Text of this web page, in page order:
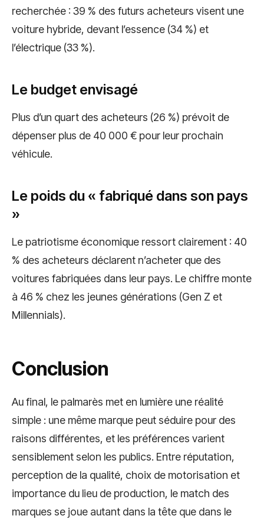
recherchée : 39 % des futurs acheteurs visent une
voiture hybride, devant l’essence (34 %) et
l’électrique (33 %).
Le budget envisagé
Plus d’un quart des acheteurs (26 %) prévoit de
dépenser plus de 40 000 € pour leur prochain
véhicule.
Le poids du « fabriqué dans son pays
»
Le patriotisme économique ressort clairement : 40
% des acheteurs déclarent n’acheter que des
voitures fabriquées dans leur pays. Le chiffre monte
à 46 % chez les jeunes générations (Gen Z et
Millennials).
Conclusion
Au final, le palmarès met en lumière une réalité
simple : une même marque peut séduire pour des
raisons différentes, et les préférences varient
sensiblement selon les publics. Entre réputation,
perception de la qualité, choix de motorisation et
importance du lieu de production, le match des
marques se joue autant dans la tête que dans le